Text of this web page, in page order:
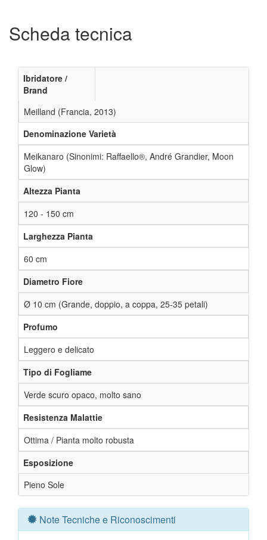
Scheda tecnica
Ibridatore /
Brand
Meilland (Francia, 2013)
Denominazione Varietà
Meikanaro (Sinonimi: Raffaello®, André Grandier, Moon
Glow)
Altezza Pianta
120 - 150 cm
Larghezza Pianta
60 cm
Diametro Fiore
Ø 10 cm (Grande, doppio, a coppa, 25-35 petali)
Profumo
Leggero e delicato
Tipo di Fogliame
Verde scuro opaco, molto sano
Resistenza Malattie
Ottima / Pianta molto robusta
Esposizione
Pieno Sole
Note Tecniche e Riconoscimenti